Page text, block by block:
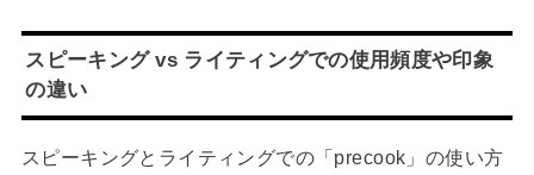
スピーキング vs ライティングでの使用頻度や印象
の違い
スピーキングとライティングでの「precook」の使い方